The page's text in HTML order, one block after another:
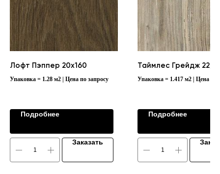
Лофт Пэппер 20х160
Упаковка = 1.28 м2 | Цена по запросу
Подробнее
Заказать
Таймлес Грейдж
Упаковка = 1.417 м2 | Цена по
Подробнее